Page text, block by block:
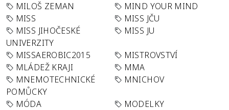
MILOŠ ZEMAN
MIND YOUR MIND
MISS
MISS JČU
MISS JIHOČESKÉ
UNIVERZITY
MISS JU
MISSAEROBIC2015
MISTROVSTVÍ
MLÁDEŽ KRAJI
MMA
MNEMOTECHNICKÉ
POMŮCKY
MNICHOV
MÓDA
MODELKY